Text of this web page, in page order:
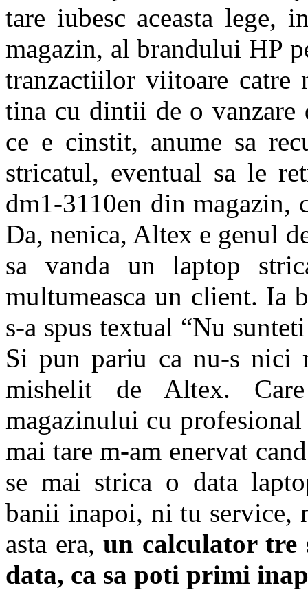
tare iubesc aceasta lege,
magazin, al brandului HP
tranzactiilor viitoare catre
tina cu dintii de o vanzare
ce e cinstit, anume sa
stricatul, eventual sa le
dm1-3110en din magazin,
Da, nenica, Altex e genul
sa vanda un laptop
multumeasca un client. Ia
s-a spus textual “Nu
Si pun pariu ca nu-s nici
mishelit de Altex.
magazinului cu
mai tare m-am enervat
se mai strica o data
banii inapoi, ni tu service,
asta era,un calculator tre
data, ca sa poti primi